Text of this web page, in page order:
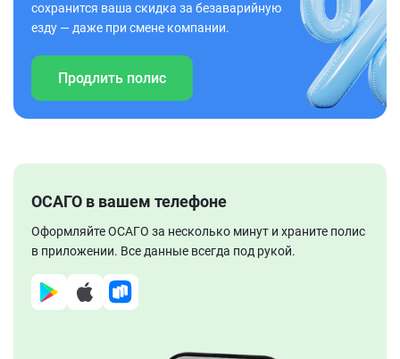
сохранится ваша скидка за безаварийную
езду — даже при смене компании.
Продлить полис
ОСАГО в вашем телефоне
Оформляйте ОСАГО за несколько минут и храните полис
в приложении. Все данные всегда под рукой.